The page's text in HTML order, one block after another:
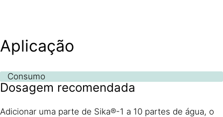
Aplicação
Consumo
Dosagem recomendada
Adicionar uma parte de Sika®-1 a 10 partes de água, o